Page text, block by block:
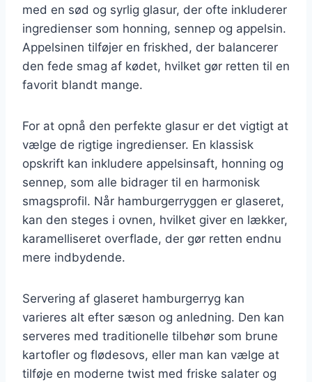
med en sød og syrlig glasur, der ofte inkluderer
ingredienser som honning, sennep og appelsin.
Appelsinen tilføjer en friskhed, der balancerer
den fede smag af kødet, hvilket gør retten til en
favorit blandt mange.
For at opnå den perfekte glasur er det vigtigt at
vælge de rigtige ingredienser. En klassisk
opskrift kan inkludere appelsinsaft, honning og
sennep, som alle bidrager til en harmonisk
smagsprofil. Når hamburgerryggen er glaseret,
kan den steges i ovnen, hvilket giver en lækker,
karamelliseret overflade, der gør retten endnu
mere indbydende.
Servering af glaseret hamburgerryg kan
varieres alt efter sæson og anledning. Den kan
serveres med traditionelle tilbehør som brune
kartofler og flødesovs, eller man kan vælge at
tilføje en moderne twist med friske salater og